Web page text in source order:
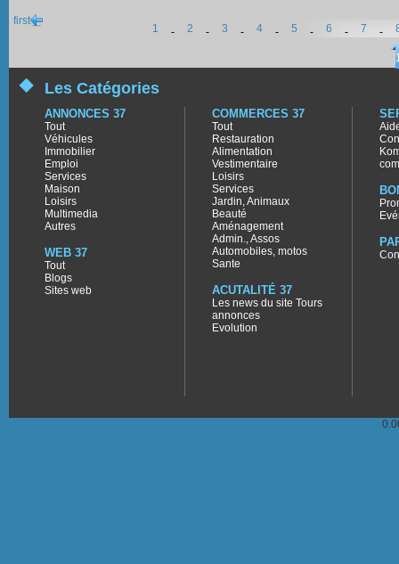
first
1 - 2 - 3 - 4 - 5 - 6 - 7 -
Les Catégories
ANNONCES 37
Tout
Véhicules
Immobilier
Emploi
Services
Maison
Loisirs
Multimedia
Autres
WEB 37
Tout
Blogs
Sites web
COMMERCES 37
Tout
Restauration
Alimentation
Vestimentaire
Loisirs
Services
Jardin, Animaux
Beauté
Aménagement
Admin., Assos
Automobiles, motos
Sante
ACUTALITÉ 37
Les news du site Tours
annonces
Evolution